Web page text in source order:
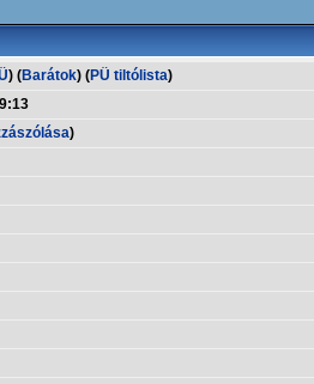
) (Barátok) (PÜ tiltólista)
)